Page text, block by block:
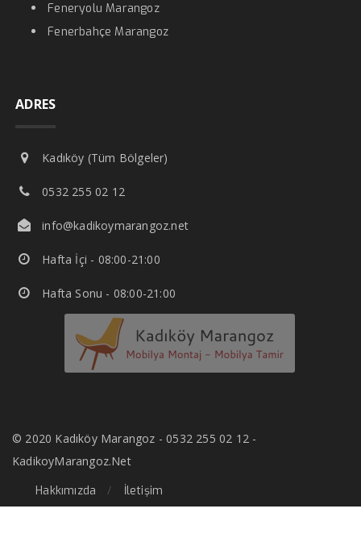
Feneryolu Marangoz
Fenerbahçe Marangoz
ADRES
Kadıköy (Tüm Bölgeler)
0532 255 02 12
info@kadikoymarangoz.net
Hafta İçi - 08:00-21:00
Hafta Sonu - 08:00-21:00
© 2020 Kadıköy Marangoz - 0532 255 02 12 -
KadikoyMarangoz.Net
Hakkımızda
İletişim